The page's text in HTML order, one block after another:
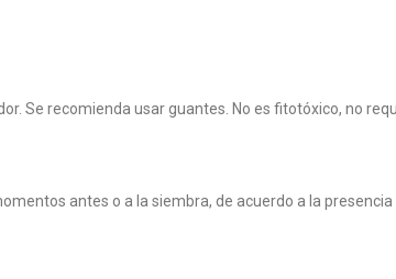
Se recomienda usar guantes. No es fitotóxico, no
antes o a la siembra, de acuerdo a la presencia